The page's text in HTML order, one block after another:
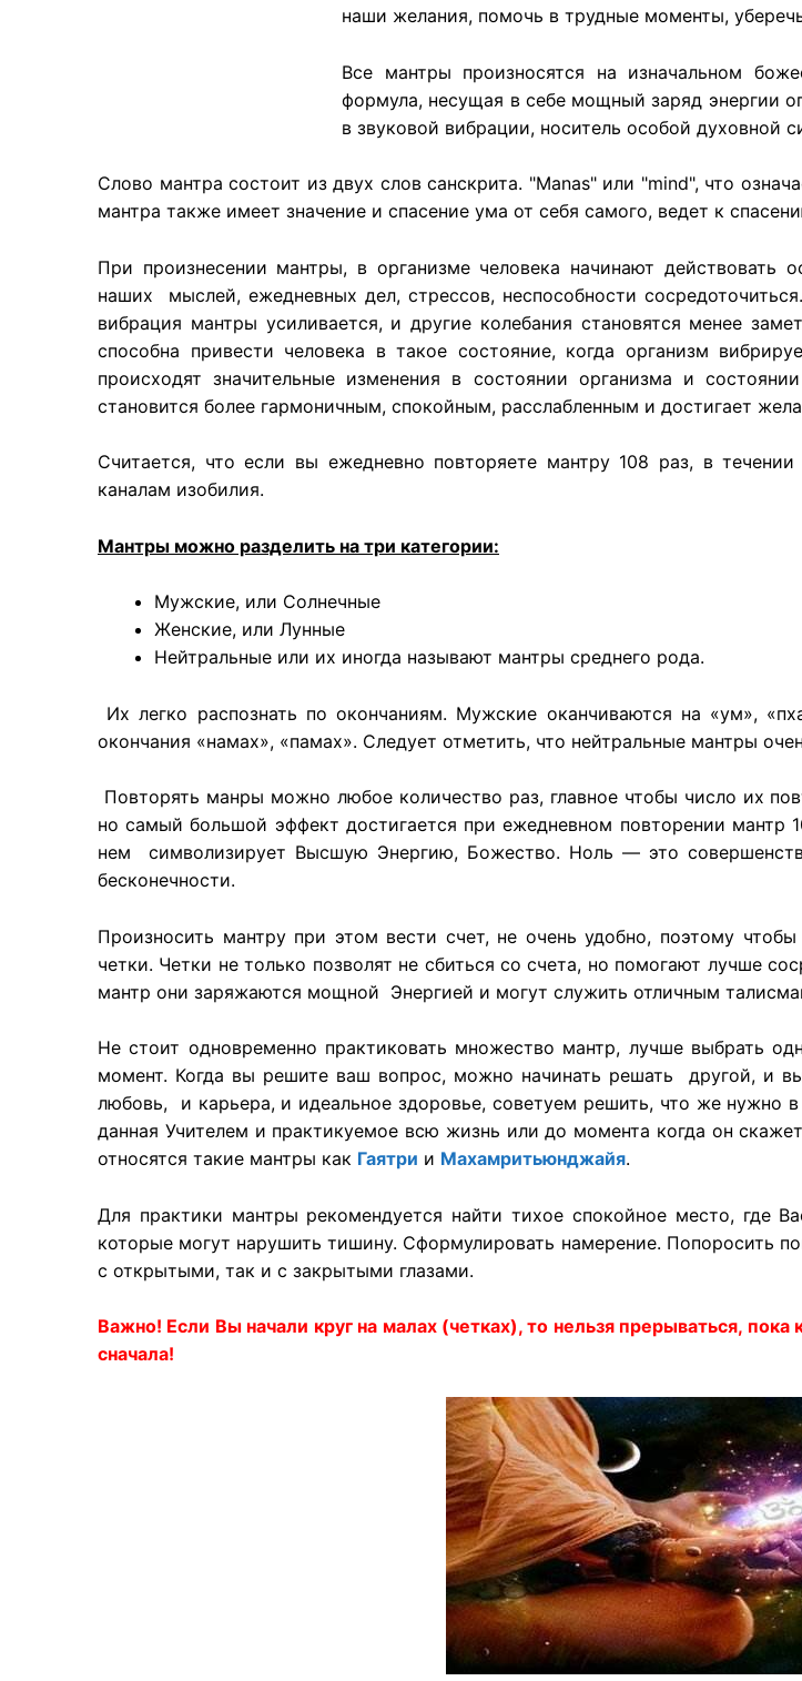
наши желания, помочь в трудные моменты,
Все мантры произносятся на изначальном
формула, несущая в себе мощный заряд энергии
в звуковой вибрации, носитель особой
Слово мантра состоит из двух слов санскрита. "Manas" или "mind", что
мантра также имеет значение и спасение ума от себя самого, ведет к
При произнесении мантры, в организме человека начинают
наших мыслей, ежедневных дел, стрессов, неспособности
вибрация мантры усиливается, и другие колебания становятся менее
способна привести человека в такое состояние, когда организм
происходят значительные изменения в состоянии организма и
становится более гармоничным, спокойным, расслабленным и достигает
Считается, что если вы ежедневно повторяете мантру 108 раз, в
каналам изобилия.
Мантры можно разделить на три категории:
Мужские, или Солнечные
Женские, или Лунные
Нейтральные или их иногда называют мантры среднего рода.
Их легко распознать по окончаниям. Мужские оканчиваются на «ум»,
окончания «намах», «памах». Следует отметить, что нейтральные мантры
Повторять манры можно любое количество раз, главное чтобы число их
но самый большой эффект достигается при ежедневном повторении мантр
нем символизирует Высшую Энергию, Божество. Ноль — это
бесконечности.
Произносить мантру при этом вести счет, не очень удобно, поэтому
четки. Четки не только позволят не сбиться со счета, но помогают лучше
мантр они заряжаются мощной Энергией и могут служить отличным
Не стоит одновременно практиковать множество мантр, лучше выбрать
момент. Когда вы решите ваш вопрос, можно начинать решать другой, и
любовь, и карьера, и идеальное здоровье, советуем решить, что же
данная Учителем и практикуемое всю жизнь или до момента когда он
относятся такие мантры как Гаятри и Махамритьюнджайя.
Для практики мантры рекомендуется найти тихое спокойное место, где
которые могут нарушить тишину. Сформулировать намерение. Попоросить
с открытыми, так и с закрытыми глазами.
Важно! Если Вы начали круг на малах (четках), то нельзя прерываться,
сначала!